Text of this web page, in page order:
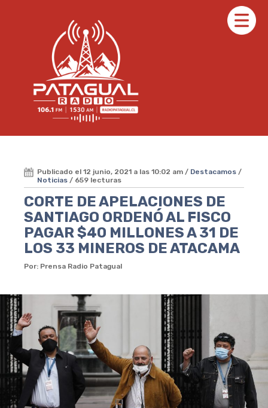
Publicado el 12 junio, 2021 a las 10:02 am / Destacamos /
Noticias / 659 lecturas
CORTE DE APELACIONES DE
SANTIAGO ORDENÓ AL FISCO
PAGAR $40 MILLONES A 31 DE
LOS 33 MINEROS DE ATACAMA
Por: Prensa Radio Patagual